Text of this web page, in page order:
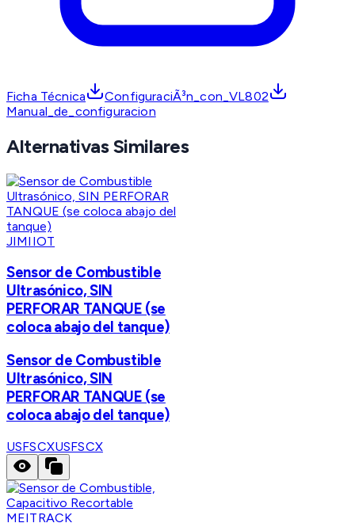
Ficha Técnica
ConfiguraciÃ³n_con_VL802
Manual_de_configuracion
Alternativas Similares
JIMIIOT
Sensor de Combustible
Ultrasónico, SIN
PERFORAR TANQUE (se
coloca abajo del tanque)
Sensor de Combustible
Ultrasónico, SIN
PERFORAR TANQUE (se
coloca abajo del tanque)
USFSCXUSFSCX
MEITRACK